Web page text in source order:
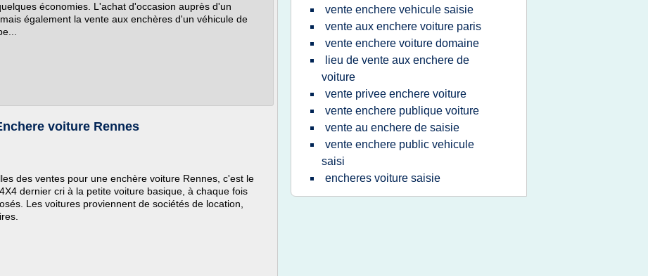
économies. L'achat d'occasion auprès d'un
également la vente aux enchères d'un véhicule de
voiture Rennes
des ventes pour une enchère voiture Rennes, c'est le
dernier cri à la petite voiture basique, à chaque fois
Les voitures proviennent de sociétés de location,
vente enchere vehicule saisie
vente aux enchere voiture paris
vente enchere voiture domaine
lieu de vente aux enchere de
voiture
vente privee enchere voiture
vente enchere publique voiture
vente au enchere de saisie
vente enchere public vehicule
saisi
encheres voiture saisie